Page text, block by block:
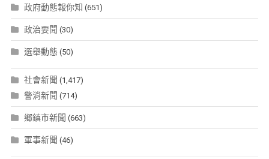
政府動態報你知 (651)
政治要聞 (30)
選舉動態 (50)
社會新聞 (1,417)
警消新聞 (714)
鄉鎮市新聞 (663)
軍事新聞 (46)